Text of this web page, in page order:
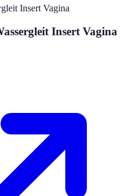
Insert Vagina